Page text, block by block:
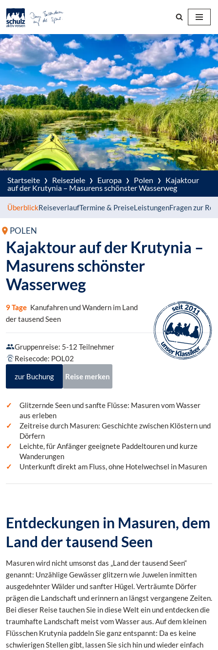
Zum
Inhalt
springen
Startseite › Reiseziele › Europa › Polen › Kajaktour
auf der Krutynia – Masurens schönster Wasserweg
ÜberblickReiseverlaufTermine & PreiseLeistungenFragen zur
POLEN
Kajaktour auf der Krutynia –
Masurens schönster
Wasserweg
9 Tage Kanufahren und Wandern im Land
der tausend Seen
Gruppenreise: 5-12 Teilnehmer
Reisecode: POL02
zur Buchung Reise merken
Glitzernde Seen und sanfte Flüsse: Masuren vom Wasser
aus erleben
Zeitreise durch Masuren: Geschichte zwischen Klöstern und
Dörfern
Leichte, für Anfänger geeignete Paddeltouren und kurze
Wanderungen
Unterkunft direkt am Fluss, ohne Hotelwechsel in Masuren
Entdeckungen in Masuren, dem
Land der tausend Seen
Masuren wird nicht umsonst das „Land der tausend Seen“
genannt: Unzählige Gewässer glitzern wie Juwelen inmitten
ausgedehnter Wälder und sanfter Hügel. Verträumte Dörfer
prägen die Landschaft und erinnern an längst vergangene Zeiten.
Bei dieser Reise tauchen Sie in diese Welt ein und entdecken die
traumhafte Landschaft meist vom Wasser aus. Auf dem kleinen
Flüsschen Krutynia paddeln Sie ganz entspannt: Da es keine
schwierigen Stellen gibt, lassen Sie sich hin und wieder einfach